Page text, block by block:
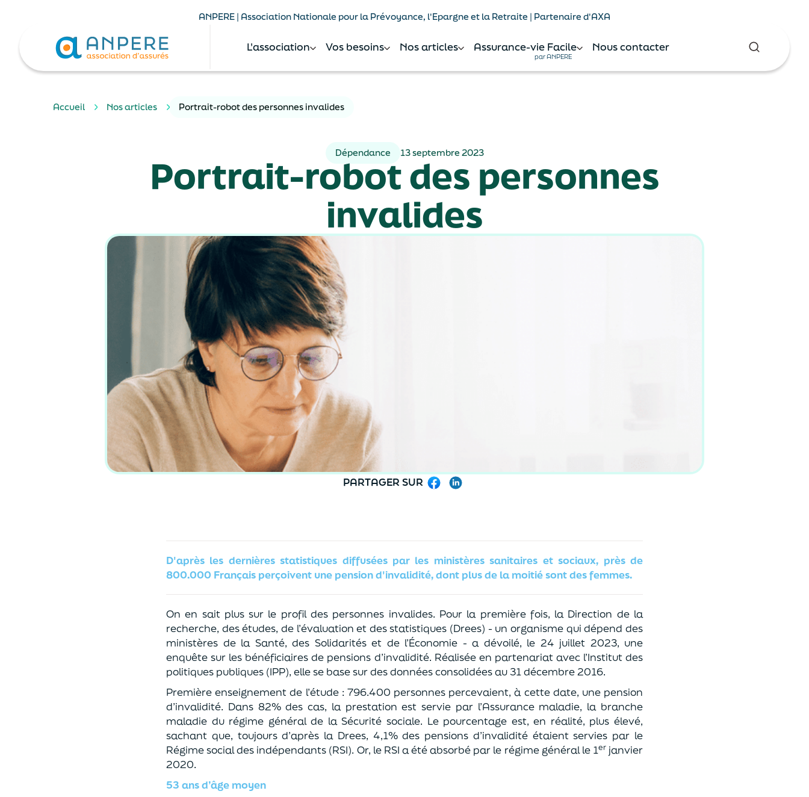
ANPERE | Association Nationale pour la Prévoyance, l'Epargne et la Retraite | Partenaire d'AXA
L'association Vos besoins Nos articles Assurance-vie Facile
par ANPERE
Nous contacter
Accueil Nos articles Portrait-robot des personnes invalides
Dépendance 13 septembre 2023
Portrait-robot des personnes
invalides
PARTAGER SUR Facebook
D'après les dernières statistiques diffusées par les ministères sanitaires et sociaux, près de
800.000 Français perçoivent une pension d'invalidité, dont plus de la moitié sont des femmes.
On en sait plus sur le profil des personnes invalides. Pour la première fois, la Direction de la
recherche, des études, de l’évaluation et des statistiques (Drees) - un organisme qui dépend des
ministères de la Santé, des Solidarités et de l’Économie - a dévoilé, le 24 juillet 2023, une
enquête sur les bénéficiaires de pensions d’invalidité. Réalisée en partenariat avec l’Institut des
politiques publiques (IPP), elle se base sur des données consolidées au 31 décembre 2016.
Première enseignement de l’étude : 796.400 personnes percevaient, à cette date, une pension
d’invalidité. Dans 82% des cas, la prestation est servie par l’Assurance maladie, la branche
maladie du régime général de la Sécurité sociale. Le pourcentage est, en réalité, plus élevé,
sachant que, toujours d’après la Drees, 4,1% des pensions d’invalidité étaient servies par le
Régime social des indépendants (RSI). Or, le RSI a été absorbé par le régime général le 1erjanvier
2020.
53 ans d’âge moyen